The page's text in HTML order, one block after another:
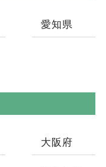
愛知県
大阪府